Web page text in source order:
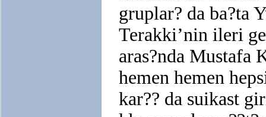
gruplar? da ba?ta
Terakki’nin ileri
aras?nda Mustafa
hemen hemen
kar?? da suikast